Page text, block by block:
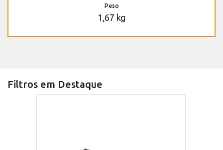
Peso
1,67 kg
Filtros em Destaque